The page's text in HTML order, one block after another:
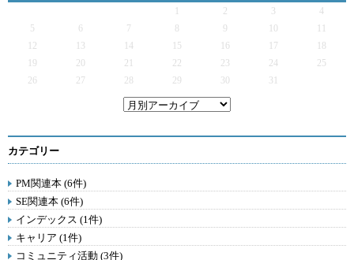
2 3
4
5
6 7 9
12
13 14 15 16 17
19
20 21 22 23 24
25
26
27 28 29 30 31
カテゴリー
PM関連本 (6件)
SE関連本 (6件)
インデックス (1件)
キャリア (1件)
コミュニティ活動 (3件)